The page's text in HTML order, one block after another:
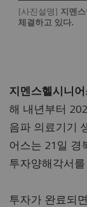
[사진설명] 지멘
체결하고 있다.
지멘스헬시니
해 내년부터
음파 의료기기
어스는 21일 경
투자양해각서
투자가 완료되